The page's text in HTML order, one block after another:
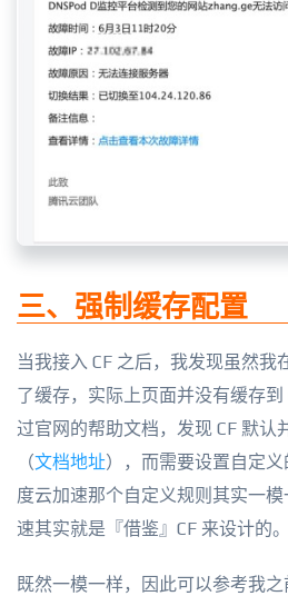
三、强制缓存配置
当我接入 CF 之后，我发现虽然我
了缓存，实际上页面并没有缓存到
过官网的帮助文档，发现 CF 默认
（文档地址），而需要设置自定
度云加速那个自定义规则其实一
速其实就是『借鉴』CF 来设计的。
既然一模一样，因此可以参考我之